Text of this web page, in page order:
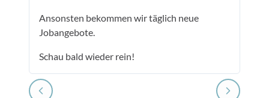
Ansonsten bekommen wir täglich neue
Jobangebote.
Schau bald wieder rein!